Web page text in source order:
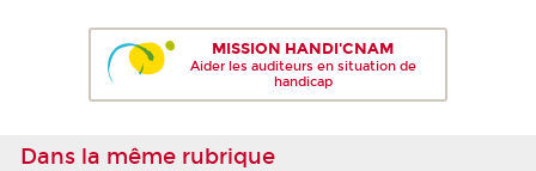
MISSION HANDI'CNAM
Aider les auditeurs en situation de
handicap
Dans la même rubrique